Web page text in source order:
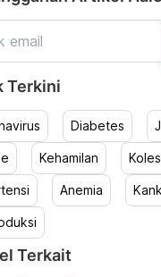
Terkini
Diabetes
Kehamilan
Anemia
Terkait